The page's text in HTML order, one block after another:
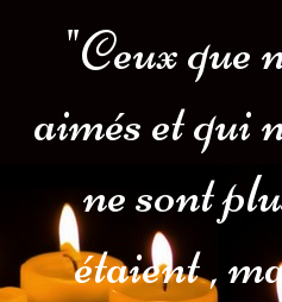
"Ceux que
aimés et qui
ne sont
étaient ,